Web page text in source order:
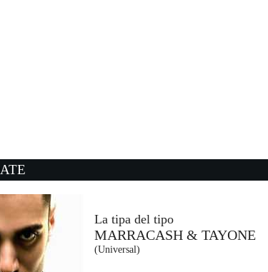
17:58:13
GOO GOO DOLLS
18:01:26
Taki Taki
DJ SNAKE FEAT. SELENA ...
17:52:32
La tipa del tipo
MARRACASH & TAYONE
(Universal)